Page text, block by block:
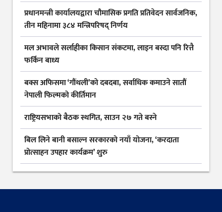
प्रधानमन्त्री कार्यालयद्वारा चौमासिक प्रगति प्रतिवेदन सार्वजनिक,
तीन महिनामा ३८४ मन्त्रिपरिषद् निर्णय
मल अभावले सर्लाहीका किसान संकटमा, लाइन बस्दा पनि रित्तै
फर्किन बाध्य
बक्स अफिसमा ‘गौंथली’को दबदबा, सर्वाधिक कमाउने सातौं
नेपाली फिल्मको कीर्तिमान
राष्ट्रियसभाको बैठक स्थगित, साउन २७ गते बस्ने
बिल लिने बानी बसाल्न सरकारको नयाँ योजना, ‘करदाता
प्रोत्साहन उपहार कार्यक्रम’ शुरु